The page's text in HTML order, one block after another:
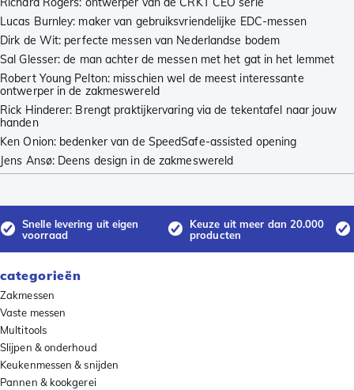
Lucas Burnley: maker van gebruiksvriendelijke EDC-messen
Dirk de Wit: perfecte messen van Nederlandse bodem
Sal Glesser: de man achter de messen met het gat in het lemmet
Robert Young Pelton: misschien wel de meest interessante
ontwerper in de zakmeswereld
Rick Hinderer: Brengt praktijkervaring via de tekentafel naar jouw
handen
Ken Onion: bedenker van de SpeedSafe-assisted opening
Jens Ansø: Deens design in de zakmeswereld
Snelle levering uit eigen
voorraad
Keuze uit meer dan 20.000
producten
categorieën
Zakmessen
Vaste messen
Multitools
Slijpen & onderhoud
Keukenmessen & snijden
Pannen & kookgerei